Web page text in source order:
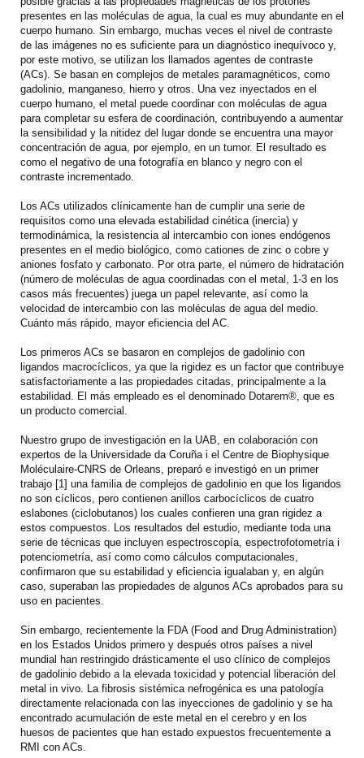
presentes en las moléculas de agua, la cual es muy abundante en el
cuerpo humano. Sin embargo, muchas veces el nivel de contraste
de las imágenes no es suficiente para un diagnóstico inequívoco y,
por este motivo, se utilizan los llamados agentes de contraste
(ACs). Se basan en complejos de metales paramagnéticos, como
gadolinio, manganeso, hierro y otros. Una vez inyectados en el
cuerpo humano, el metal puede coordinar con moléculas de agua
para completar su esfera de coordinación, contribuyendo a aumentar
la sensibilidad y la nitidez del lugar donde se encuentra una mayor
concentración de agua, por ejemplo, en un tumor. El resultado es
como el negativo de una fotografía en blanco y negro con el
contraste incrementado.
Los ACs utilizados clínicamente han de cumplir una serie de
requisitos como una elevada estabilidad cinética (inercia) y
termodinámica, la resistencia al intercambio con iones endógenos
presentes en el medio biológico, como cationes de zinc o cobre y
aniones fosfato y carbonato. Por otra parte, el número de hidratación
(número de moléculas de agua coordinadas con el metal, 1-3 en los
casos más frecuentes) juega un papel relevante, así como la
velocidad de intercambio con las moléculas de agua del medio.
Cuánto más rápido, mayor eficiencia del AC.
Los primeros ACs se basaron en complejos de gadolinio con
ligandos macrocíclicos, ya que la rigidez es un factor que contribuye
satisfactoriamente a las propiedades citadas, principalmente a la
estabilidad. El más empleado es el denominado Dotarem®, que es
un producto comercial.
Nuestro grupo de investigación en la UAB, en colaboración con
expertos de la Universidade da Coruña i el Centre de Biophysique
Moléculaire-CNRS de Orleans, preparó e investigó en un primer
trabajo [1] una familia de complejos de gadolinio en que los ligandos
no son cíclicos, pero contienen anillos carbocíclicos de cuatro
eslabones (ciclobutanos) los cuales confieren una gran rigidez a
estos compuestos. Los resultados del estudio, mediante toda una
serie de técnicas que incluyen espectroscopía, espectrofotometría i
potenciometría, así como como cálculos computacionales,
confirmaron que su estabilidad y eficiencia igualaban y, en algún
caso, superaban las propiedades de algunos ACs aprobados para su
uso en pacientes.
Sin embargo, recientemente la FDA (Food and Drug Administration)
en los Estados Unidos primero y después otros países a nivel
mundial han restringido drásticamente el uso clínico de complejos
de gadolinio debido a la elevada toxicidad y potencial liberación del
metal in vivo. La fibrosis sistémica nefrogénica es una patología
directamente relacionada con las inyecciones de gadolinio y se ha
encontrado acumulación de este metal en el cerebro y en los
huesos de pacientes que han estado expuestos frecuentemente a
RMI con ACs.